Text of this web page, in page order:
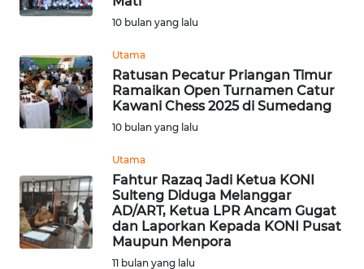
10 bulan yang lalu
Utama
Ratusan Pecatur Priangan Timur
Ramaikan Open Turnamen Catur
Kawani Chess 2025 di Sumedang
10 bulan yang lalu
Utama
Fahtur Razaq Jadi Ketua KONI
Sulteng Diduga Melanggar
AD/ART, Ketua LPR Ancam Gugat
dan Laporkan Kepada KONI Pusat
Maupun Menpora
11 bulan yang lalu
WN
WN
TAPANULI
TENGAH
WN
TEBING
TINGGI